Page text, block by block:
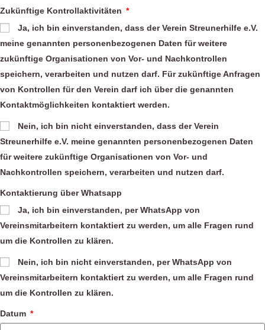
Zukünftige Kontrollaktivitäten
Ja, ich bin einverstanden, dass der Verein Streunerhilfe e.V.
meine genannten personenbezogenen Daten für weitere
zukünftige Organisationen von Vor- und Nachkontrollen
speichern, verarbeiten und nutzen darf. Für zukünftige Anfragen
von Kontrollen für den Verein darf ich über die genannten
Kontaktmöglichkeiten kontaktiert werden.
Nein, ich bin nicht einverstanden, dass der Verein
Streunerhilfe e.V. meine genannten personenbezogenen Daten
für weitere zukünftige Organisationen von Vor- und
Nachkontrollen speichern, verarbeiten und nutzen darf.
Kontaktierung über Whatsapp
Ja, ich bin einverstanden, per WhatsApp von
Vereinsmitarbeitern kontaktiert zu werden, um alle Fragen rund
um die Kontrollen zu klären.
Nein, ich bin nicht einverstanden, per WhatsApp von
Vereinsmitarbeitern kontaktiert zu werden, um alle Fragen rund
um die Kontrollen zu klären.
Datum